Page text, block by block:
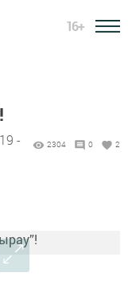
16+
-
2304 0 2